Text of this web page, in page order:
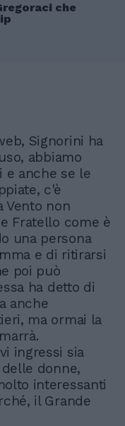
che
Signorini ha
abbiamo
e anche se le
c'è
Vento non
Fratello come è
una persona
e di ritirarsi
poi può
ha detto di
anche
ma ormai la
ingressi sia
donne,
interessanti
il Grande